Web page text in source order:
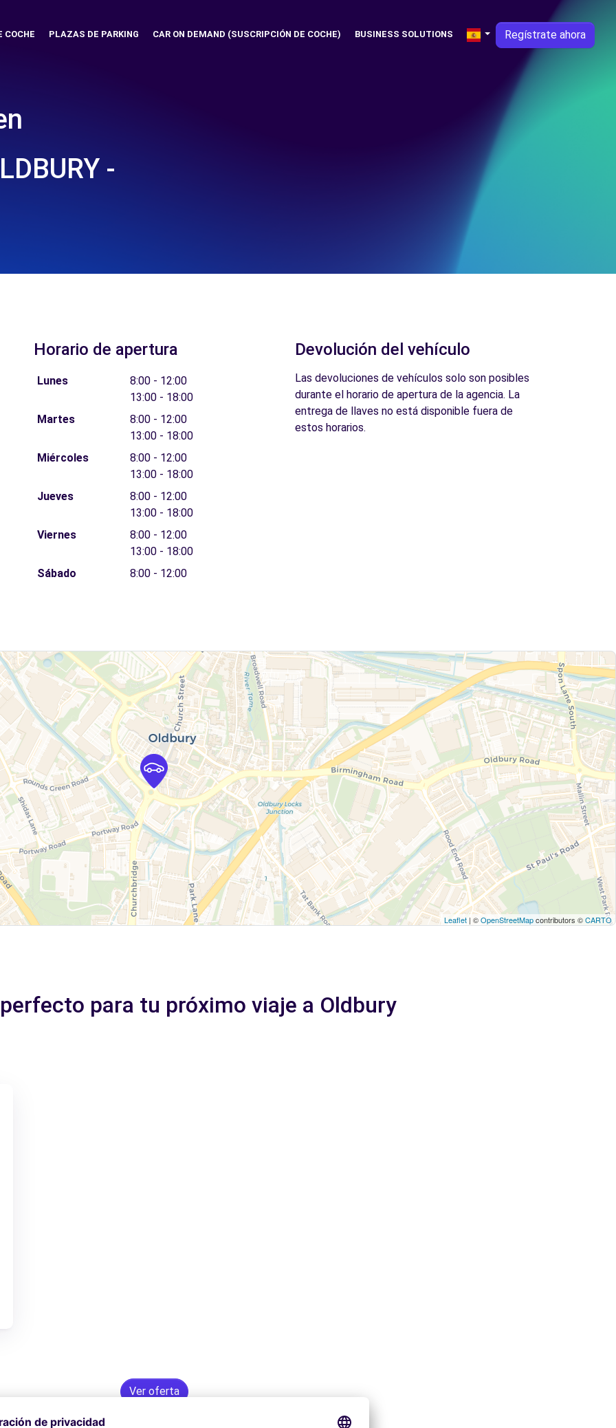
COCHE PLAZAS DE PARKING CAR ON DEMAND (SUSCRIPCIÓN DE COCHE) BUSINESS SOLUTIONS Regístrate ahora
-
Horario de apertura
Lunes
8:00 - 12:00
13:00 - 18:00
Martes
8:00 - 12:00
13:00 - 18:00
Miércoles
8:00 - 12:00
13:00 - 18:00
Jueves
8:00 - 12:00
13:00 - 18:00
Viernes
8:00 - 12:00
13:00 - 18:00
Sábado
8:00 - 12:00
Devolución del vehículo
Las devoluciones de vehículos solo son posibles
durante el horario de apertura de la agencia. La
entrega de llaves no está disponible fuera de
estos horarios.
Leaflet | ©OpenStreetMapcontributors ©CARTO
para tu próximo viaje a Oldbury
Ver oferta